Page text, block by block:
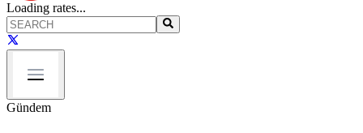
Loading rates...
Gündem